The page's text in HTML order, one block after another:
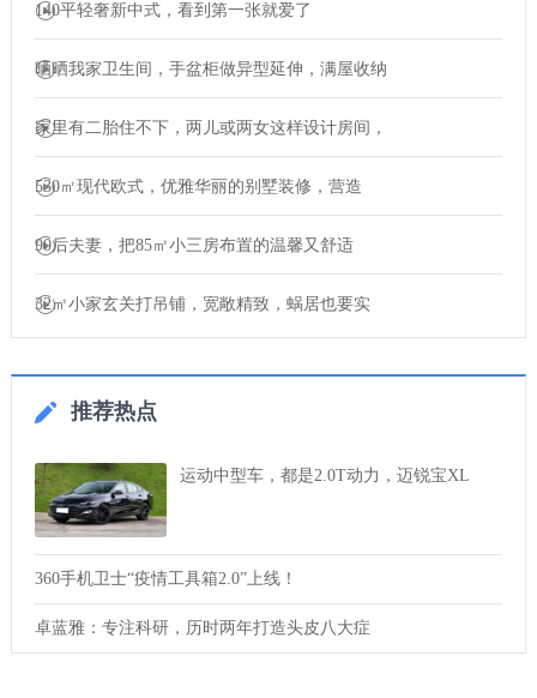
140平轻奢新中式，看到第一张就爱了
晒晒我家卫生间，手盆柜做异型延伸，满屋收纳
家里有二胎住不下，两儿或两女这样设计房间，
530㎡现代欧式，优雅华丽的别墅装修，营造
90后夫妻，把85㎡小三房布置的温馨又舒适
32㎡小家玄关打吊铺，宽敞精致，蜗居也要实
推荐热点
运动中型车，都是2.0T动力，迈锐宝XL
360手机卫士“疫情工具箱2.0”上线！
卓蓝雅：专注科研，历时两年打造头皮八大症